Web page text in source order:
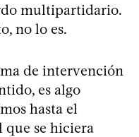
multipartidario.
no lo es.
de intervención
es algo
hasta el
se hiciera